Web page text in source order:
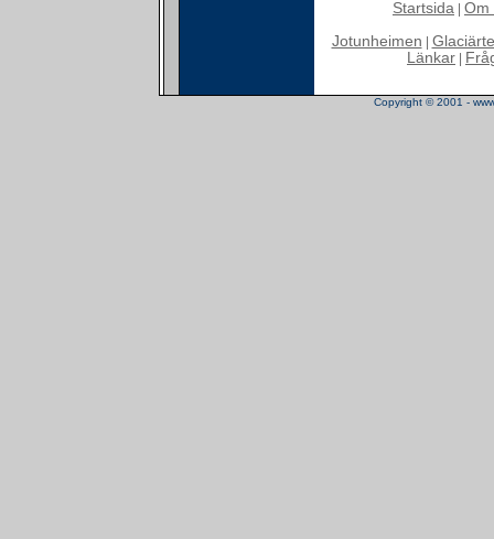
Startsida Om
Jotunheimen
Länkar
Copyright © 2001 -